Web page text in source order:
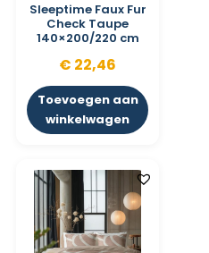
Sleeptime Faux Fur
Check Taupe
140×200/220 cm
€ 22,46
Toevoegen aan
winkelwagen